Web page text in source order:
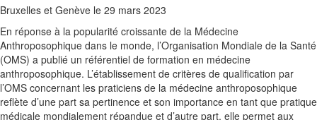
Bruxelles et Genève le 29 mars 2023
En réponse à la popularité croissante de la Médecine
Anthroposophique dans le monde, l’Organisation Mondiale de la Santé
(OMS) a publié un référentiel de formation en médecine
anthroposophique. L’établissement de critères de qualification par
l’OMS concernant les praticiens de la médecine anthroposophique
reflète d’une part sa pertinence et son importance en tant que pratique
médicale mondialement répandue et d’autre part, elle permet aux